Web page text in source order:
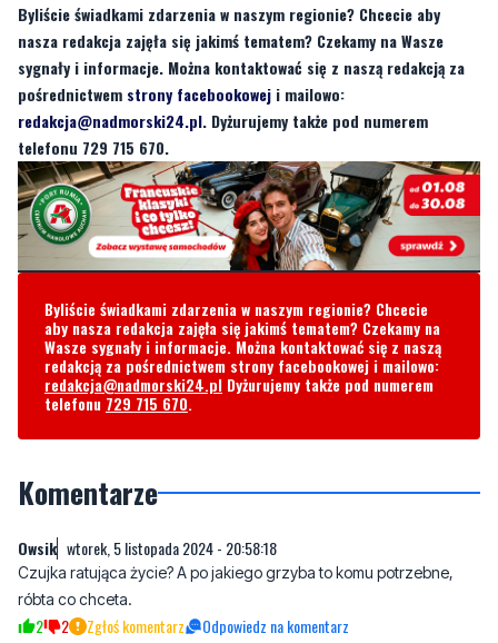
Byliście świadkami zdarzenia w naszym regionie? Chcecie aby
nasza redakcja zajęła się jakimś tematem? Czekamy na Wasze
sygnały i informacje. Można kontaktować się z naszą redakcją za
pośrednictwem strony facebookowej i mailowo:
redakcja@nadmorski24.pl. Dyżurujemy także pod numerem
telefonu 729 715 670.
Byliście świadkami zdarzenia w naszym regionie? Chcecie
aby nasza redakcja zajęła się jakimś tematem? Czekamy na
Wasze sygnały i informacje. Można kontaktować się z naszą
redakcją za pośrednictwem strony facebookowej i mailowo:
redakcja@nadmorski24.pl Dyżurujemy także pod numerem
telefonu 729 715 670.
Komentarze
Owsik wtorek, 5 listopada 2024 - 20:58:18
Czujka ratująca życie? A po jakiego grzyba to komu potrzebne,
róbta co chceta.
2 2 Zgłoś komentarz Odpowiedz na komentarz